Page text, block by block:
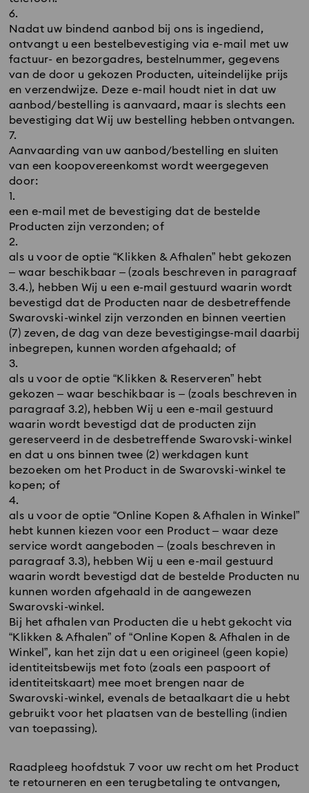
Nadat uw bindend aanbod bij ons is ingediend,
ontvangt u een bestelbevestiging via e-mail met uw
factuur- en bezorgadres, bestelnummer, gegevens
van de door u gekozen Producten, uiteindelijke prijs
en verzendwijze. Deze e-mail houdt niet in dat uw
aanbod/bestelling is aanvaard, maar is slechts een
bevestiging dat Wij uw bestelling hebben ontvangen.
Aanvaarding van uw aanbod/bestelling en sluiten
van een koopovereenkomst wordt weergegeven
door:
een e-mail met de bevestiging dat de bestelde
Producten zijn verzonden; of
als u voor de optie “Klikken & Afhalen” hebt gekozen
– waar beschikbaar – (zoals beschreven in paragraaf
3.4.), hebben Wij u een e-mail gestuurd waarin wordt
bevestigd dat de Producten naar de desbetreffende
Swarovski-winkel zijn verzonden en binnen veertien
(7) zeven, de dag van deze bevestigingse-mail daarbij
inbegrepen, kunnen worden afgehaald; of
als u voor de optie “Klikken & Reserveren” hebt
gekozen – waar beschikbaar is – (zoals beschreven in
paragraaf 3.2), hebben Wij u een e-mail gestuurd
waarin wordt bevestigd dat de producten zijn
gereserveerd in de desbetreffende Swarovski-winkel
en dat u ons binnen twee (2) werkdagen kunt
bezoeken om het Product in de Swarovski-winkel te
kopen; of
als u voor de optie “Online Kopen & Afhalen in Winkel”
hebt kunnen kiezen voor een Product – waar deze
service wordt aangeboden – (zoals beschreven in
paragraaf 3.3), hebben Wij u een e-mail gestuurd
waarin wordt bevestigd dat de bestelde Producten nu
kunnen worden afgehaald in de aangewezen
Swarovski-winkel.
Bij het afhalen van Producten die u hebt gekocht via
“Klikken & Afhalen” of “Online Kopen & Afhalen in de
Winkel”, kan het zijn dat u een origineel (geen kopie)
identiteitsbewijs met foto (zoals een paspoort of
identiteitskaart) mee moet brengen naar de
Swarovski-winkel, evenals de betaalkaart die u hebt
gebruikt voor het plaatsen van de bestelling (indien
van toepassing).
Raadpleeg hoofdstuk 7 voor uw recht om het Product
te retourneren en een terugbetaling te ontvangen,